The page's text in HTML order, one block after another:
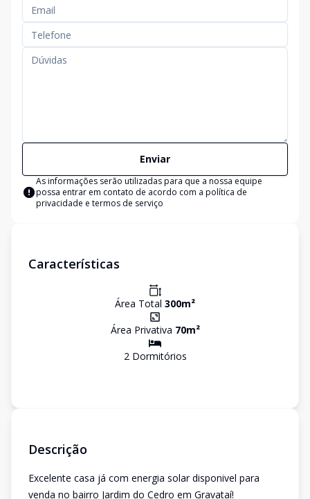
Enviar
As informações serão utilizadas para que a nossa equipe
possa entrar em contato de acordo com a política de
privacidade e termos de serviço
Características
Área Total 300m²
Área Privativa 70m²
2Dormitórios
Descrição
Excelente casa já com energia solar disponivel para
venda no bairro Jardim do Cedro em Gravataí!